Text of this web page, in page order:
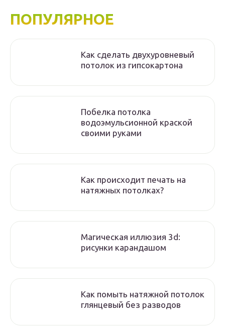
ПОПУЛЯРНОЕ
Как сделать двухуровневый
потолок из гипсокартона
Побелка потолка
водоэмульсионной краской
своими руками
Как происходит печать на
натяжных потолках?
Магическая иллюзия 3d:
рисунки карандашом
Как помыть натяжной потолок
глянцевый без разводов